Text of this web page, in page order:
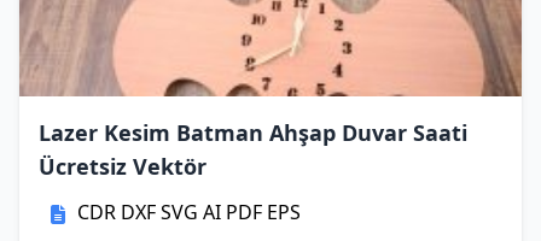
Lazer Kesim Batman Ahşap Duvar Saati
Ücretsiz Vektör
CDR DXFSVG AI PDF EPS